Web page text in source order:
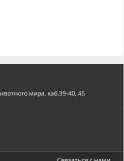
мира, каб.39-40, 45